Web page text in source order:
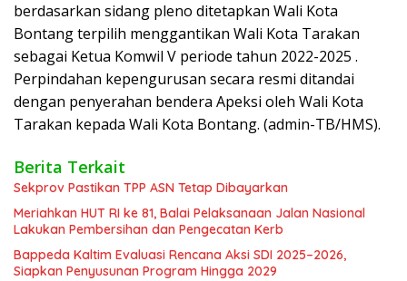
berdasarkan sidang pleno ditetapkan Wali Kota
Bontang terpilih menggantikan Wali Kota Tarakan
sebagai Ketua Komwil V periode tahun 2022-2025 .
Perpindahan kepengurusan secara resmi ditandai
dengan penyerahan bendera Apeksi oleh Wali Kota
Tarakan kepada Wali Kota Bontang. (admin-TB/HMS).
Berita Terkait
Sekprov Pastikan TPP ASN Tetap Dibayarkan
Meriahkan HUT RI ke 81, Balai Pelaksanaan Jalan Nasional
Lakukan Pembersihan dan Pengecatan Kerb
Bappeda Kaltim Evaluasi Rencana Aksi SDI 2025–2026,
Siapkan Penyusunan Program Hingga 2029